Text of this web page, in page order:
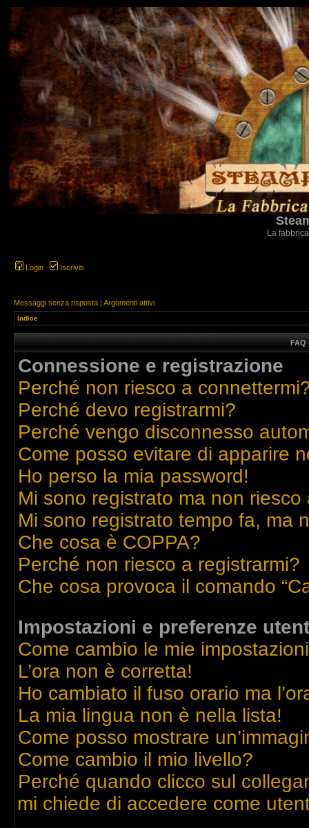
La
Login Iscriviti
Messaggi senza risposta | Argomenti attivi
Indice
FAQ
Connessione e registrazione
Perché non riesco a
Perché devo registrarmi?
Perché vengo disconnesso
Come posso evitare di apparire
Ho perso la mia password!
Mi sono registrato ma non riesco
Mi sono registrato tempo fa, ma
Che cosa è COPPA?
Perché non riesco a registrarmi?
Che cosa provoca il comando
Impostazioni e preferenze
Come cambio le mie
L’ora non è corretta!
Ho cambiato il fuso orario ma
La mia lingua non è nella lista!
Come posso mostrare
Come cambio il mio livello?
Perché quando clicco sul
mi chiede di accedere come